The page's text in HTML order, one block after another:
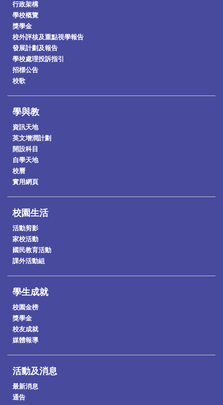
行政架構
學校概覽
獎學金
校外評核及重點視學報告
發展計劃及報告
學校處理投訴指引
招標公告
校歌
學與教
資訊天地
英文增潤計劃
開設科目
自學天地
校曆
實用網頁
校園生活
活動剪影
家校活動
國民教育活動
課外活動組
學生成就
校園金榜
獎學金
校友成就
媒體報導
活動及消息
最新消息
通告